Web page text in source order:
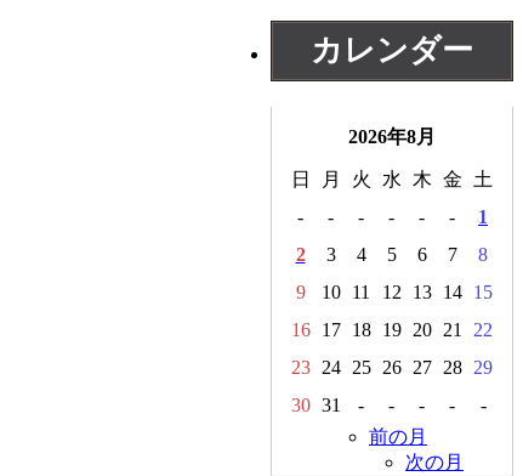
カレンダー
2026年8月
日 月 火 水 木 金
土
-
- - - - -
1
2
3 4 5 6 7
8
9
10 11 12 13 14
15
16
17 18 19 20 21
22
23
24 25 26 27 28
29
30 31 - - - -
-
前の月
次の月